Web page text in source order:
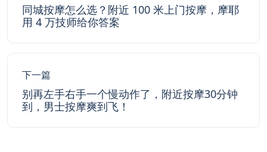
同城按摩怎么选？附近 100 米上门按摩，摩耶
用 4 万技师给你答案
下一篇
别再左手右手一个慢动作了，附近按摩30分钟
到，男士按摩爽到飞！